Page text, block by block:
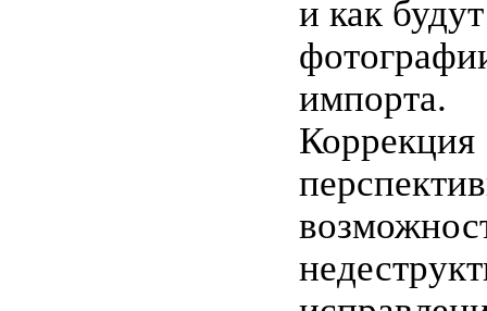
и как
импорта.
Коррекция